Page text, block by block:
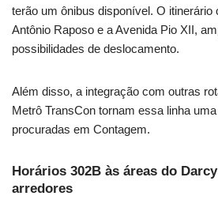
terão um ônibus disponível. O itinerário
Antônio Raposo e a Avenida Pio XII,
possibilidades de deslocamento.
Além disso, a integração com outras
Metrô TransCon tornam essa linha
procuradas em Contagem.
Horários 302B às áreas do
arredores